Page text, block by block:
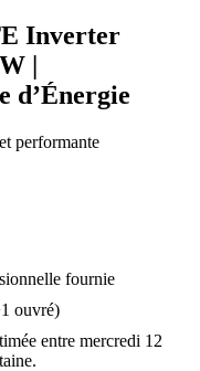
Inverter
|
d’Énergie
performante
fournie
ouvré)
entre mercredi 12